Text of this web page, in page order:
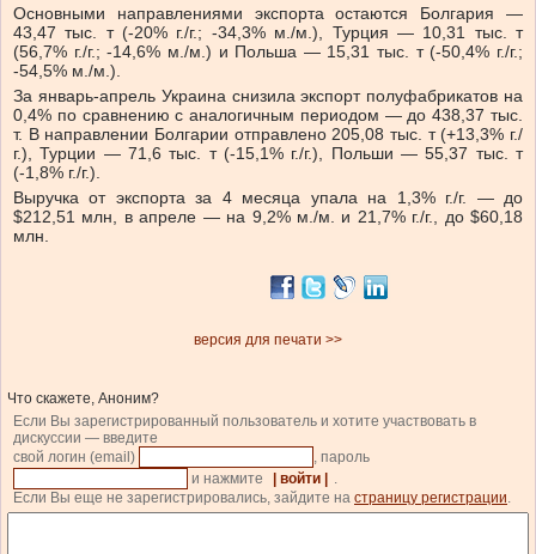
Основными направлениями экспорта остаются Болгария —
43,47 тыс. т (-20% г./г.; -34,3% м./м.), Турция — 10,31 тыс. т
(56,7% г./г.; -14,6% м./м.) и Польша — 15,31 тыс. т (-50,4% г./г.;
-54,5% м./м.).
За январь-апрель Украина снизила экспорт полуфабрикатов на
0,4% по сравнению с аналогичным периодом — до 438,37 тыс.
т. В направлении Болгарии отправлено 205,08 тыс. т (+13,3% г./
г.), Турции — 71,6 тыс. т (-15,1% г./г.), Польши — 55,37 тыс. т
(-1,8% г./г.).
Выручка от экспорта за 4 месяца упала на 1,3% г./г. — до
$212,51 млн, в апреле — на 9,2% м./м. и 21,7% г./г., до $60,18
млн.
версия для печати >>
Что скажете, Аноним?
Если Вы зарегистрированный пользователь и хотите участвовать в
дискуссии — введите
свой логин (email)
, пароль
и нажмите
| войти |
.
Если Вы еще не зарегистрировались, зайдите на страницу регистрации.